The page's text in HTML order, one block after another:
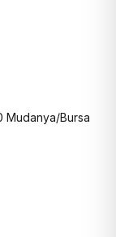
Mudanya/Bursa